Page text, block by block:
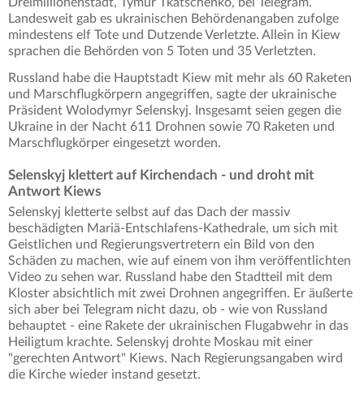
Dreimillionenstadt, Tymur Tkatschenko, bei Telegram.
Landesweit gab es ukrainischen Behördenangaben zufolge
mindestens elf Tote und Dutzende Verletzte. Allein in Kiew
sprachen die Behörden von 5 Toten und 35 Verletzten.
Russland habe die Hauptstadt Kiew mit mehr als 60 Raketen
und Marschflugkörpern angegriffen, sagte der ukrainische
Präsident Wolodymyr Selenskyj. Insgesamt seien gegen die
Ukraine in der Nacht 611 Drohnen sowie 70 Raketen und
Marschflugkörper eingesetzt worden.
Selenskyj klettert auf Kirchendach - und droht mit
Antwort Kiews
Selenskyj kletterte selbst auf das Dach der massiv
beschädigten Mariä-Entschlafens-Kathedrale, um sich mit
Geistlichen und Regierungsvertretern ein Bild von den
Schäden zu machen, wie auf einem von ihm veröffentlichten
Video zu sehen war. Russland habe den Stadtteil mit dem
Kloster absichtlich mit zwei Drohnen angegriffen. Er äußerte
sich aber bei Telegram nicht dazu, ob - wie von Russland
behauptet - eine Rakete der ukrainischen Flugabwehr in das
Heiligtum krachte. Selenskyj drohte Moskau mit einer
"gerechten Antwort" Kiews. Nach Regierungsangaben wird
die Kirche wieder instand gesetzt.